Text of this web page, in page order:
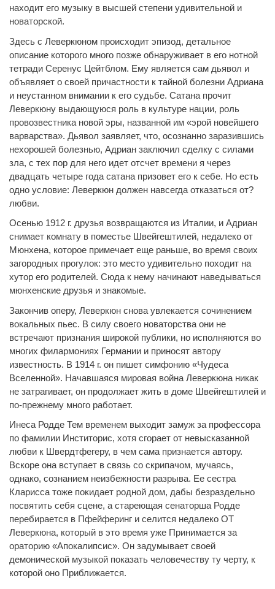
находит его музыку в высшей степени удивительной и
новаторской.
Здесь с Леверкюном происходит эпизод, детальное
описание которого много позже обнаруживает в его нотной
тетради Серенус Цейтблом. Ему является сам дьявол и
объявляет о своей причастности к тайной болезни Адриана
и неустанном внимании к его судьбе. Сатана прочит
Леверкюну выдающуюся роль в культуре нации, роль
провозвестника новой эры, названной им «эрой новейшего
варварства». Дьявол заявляет, что, осознанно заразившись
нехорошей болезнью, Адриан заключил сделку с силами
зла, с тех пор для него идет отсчет времени я через
двадцать четыре года сатана призовет его к себе. Но есть
одно условие: Леверкюн должен навсегда отказаться от?
любви.
Осенью 1912 г. друзья возвращаются из Италии, и Адриан
снимает комнату в поместье Швейгештилей, недалеко от
Мюнхена, которое примечает еще раньше, во время своих
загородных прогулок: это место удивительно походит на
хутор его родителей. Сюда к нему начинают наведываться
мюнхенские друзья и знакомые.
Закончив оперу, Леверкюн снова увлекается сочинением
вокальных пьес. В силу своего новаторства они не
встречают признания широкой публики, но исполняются во
многих филармониях Германии и приносят автору
известность. В 1914 г. он пишет симфонию «Чудеса
Вселенной». Начавшаяся мировая война Леверкюна никак
не затрагивает, он продолжает жить в доме Швейгештилей и
по-прежнему много работает.
Инеса Родде Тем временем выходит замуж за профессора
по фамилии Инститорис, хотя сгорает от невысказанной
любви к Швердтфегеру, в чем сама признается автору.
Вскоре она вступает в связь со скрипачом, мучаясь,
однако, сознанием неизбежности разрыва. Ее сестра
Кларисса тоже покидает родной дом, дабы безраздельно
посвятить себя сцене, а стареющая сенаторша Родде
перебирается в Пфейферинг и селится недалеко ОТ
Леверкюна, который в это время уже Принимается за
ораторию «Апокалипсис». Он задумывает своей
демонической музыкой показать человечеству ту черту, к
которой оно Приближается.